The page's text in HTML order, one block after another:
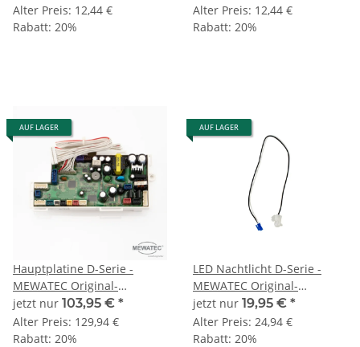
Alter Preis: 12,44 €
Rabatt: 20%
Alter Preis: 12,44 €
Rabatt: 20%
AUF LAGER
Hauptplatine D-Serie -
MEWATEC Original-
Ersatzteil
jetzt nur 103,95 € *
Alter Preis: 129,94 €
Rabatt: 20%
AUF LAGER
LED Nachtlicht D-Serie -
MEWATEC Original-
Ersatzteil
jetzt nur 19,95 € *
Alter Preis: 24,94 €
Rabatt: 20%